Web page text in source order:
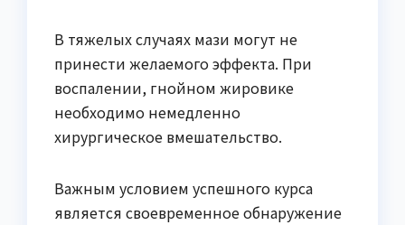
В тяжелых случаях мази могут не
принести желаемого эффекта. При
воспалении, гнойном жировике
необходимо немедленно
хирургическое вмешательство.
Важным условием успешного курса
является своевременное обнаружение